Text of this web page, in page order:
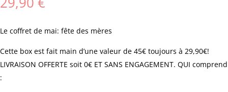
Le coffret de mai: fête des mères
Cette box est fait main d’une valeur de 45€ toujours à 29,90€!
LIVRAISON OFFERTE soit 0€ ET SANS ENGAGEMENT. QUI comprend
: